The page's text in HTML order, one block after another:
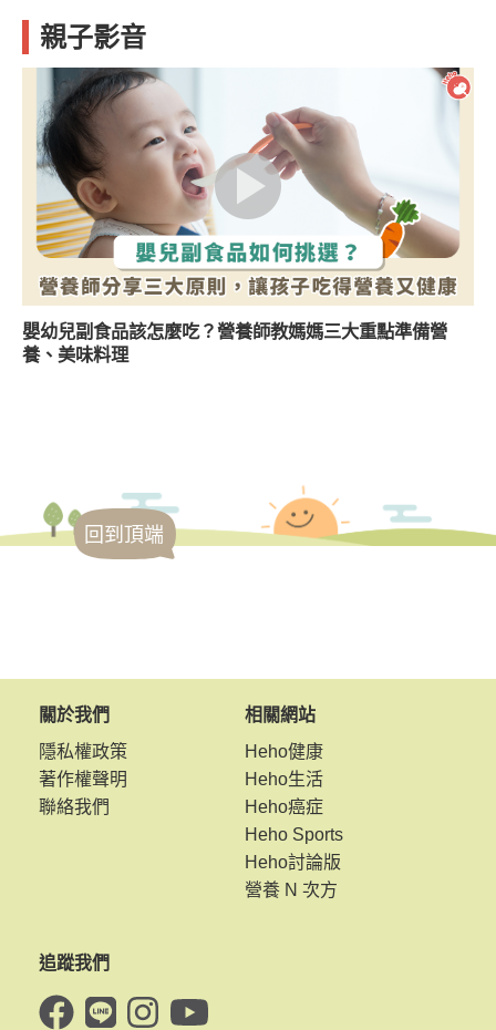
親子影音
嬰幼兒副食品該怎麼吃？營養師教媽媽三大重點準備營
養、美味料理
回到頂端
關於我們
隱私權政策
著作權聲明
聯絡我們
相關網站
Heho健康
Heho生活
Heho癌症
Heho Sports
Heho討論版
營養 N 次方
追蹤我們